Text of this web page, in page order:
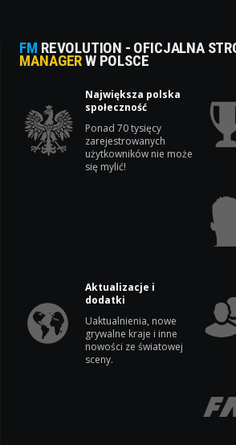
FM REVOLUTION - OFICJALNA
MANAGERW POLSCE
Największa polska
społeczność
Ponad 70 tysięcy
zarejestrowanych
użytkowników nie może
się mylić!
Aktualizacje i
dodatki
Uaktualnienia, nowe
grywalne kraje i inne
nowości ze światowej
sceny.